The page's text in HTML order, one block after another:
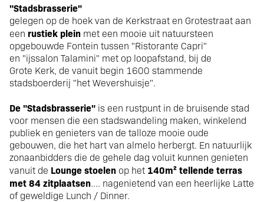
"Stadsbrasserie"
gelegen op de hoek van de Kerkstraat en Grotestraat aan
een rustiek plein met een mooie uit natuursteen
opgebouwde Fontein tussen "Ristorante Capri"
en "ijssalon Talamini" met op loopafstand, bij de
Grote Kerk, de vanuit begin 1600 stammende
stadsboerderij "het Wevershuisje".
De "Stadsbrasserie" is een rustpunt in de bruisende stad
voor mensen die een stadswandeling maken, winkelend
publiek en genieters van de talloze mooie oude
gebouwen, die het hart van almelo herbergt. En natuurlijk
zonaanbidders die de gehele dag voluit kunnen genieten
vanuit de Lounge stoelen op het 140m² tellende terras
met 84 zitplaatsen.... nagenietend van een heerlijke Latte
of geweldige Lunch / Dinner.